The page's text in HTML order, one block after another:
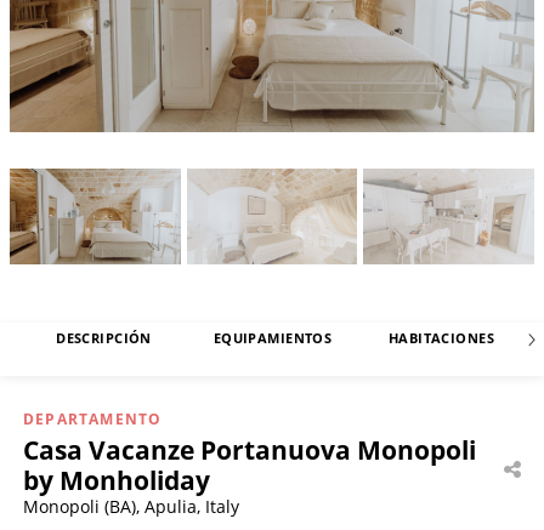
DESCRIPCIÓN EQUIPAMIENTOS HABITACIONES
DEPARTAMENTO
Casa Vacanze Portanuova Monopoli
by Monholiday
Monopoli (BA), Apulia, Italy